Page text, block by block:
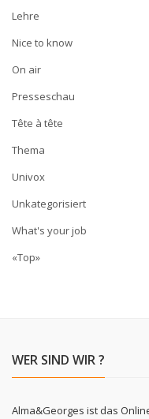
Lehre
Nice to know
On air
Presseschau
Tête à tête
Thema
Univox
Unkategorisiert
What's your job
«Top»
WER SIND WIR ?
Alma&Georges ist das